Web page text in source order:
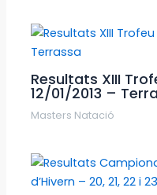
Resultats XIII
12/01/2013 –
Masters Natació